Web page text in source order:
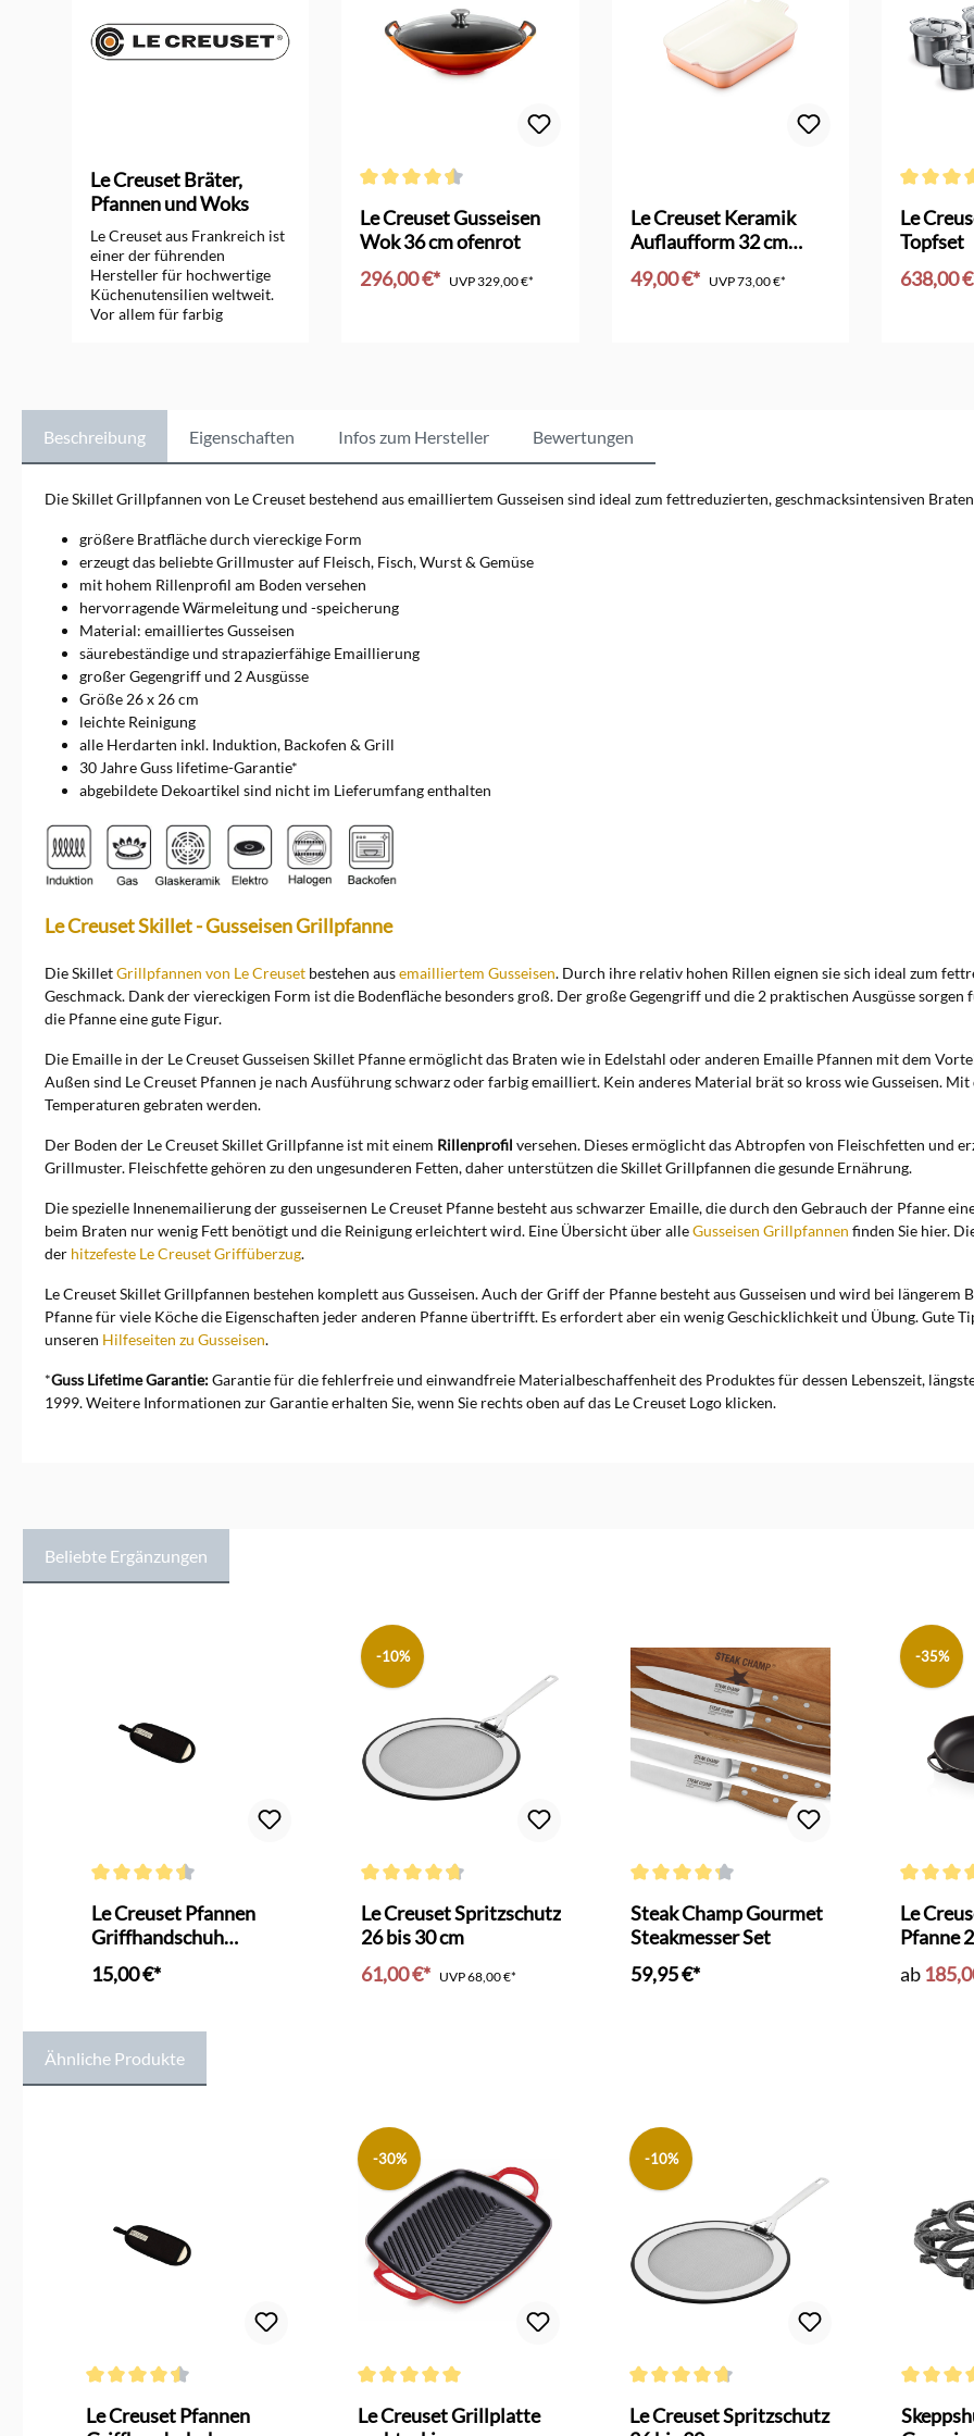
Le Creuset Bräter,
Pfannen und Woks
Le Creuset aus Frankreich ist
einer der führenden
Hersteller für hochwertige
Küchenutensilien weltweit.
Vor allem für farbig
Jahrzehnten bekannt.
Zusätzlich bietet Le Creuset
sehr gute Töpfe aus Edelstahl
und Aluminium, Küchen-
Keramik und Kochutensilien
an. Sie alle erfüllen besonders
Le Creuset Gusseisen
Wok 36 cm ofenrot
296,00 €* UVP329,00 €*
Le Creuset Keramik
Auflaufform 32 cm
pêche
49,00 €* UVP73,00 €*
Le
Topfset
638,00
Beschreibung Eigenschaften Infos zum Hersteller Bewertungen
Die Skillet Grillpfannen von Le Creuset bestehend aus emailliertem Gusseisen sind ideal zum fettreduzierten, geschmacksintensiven
größere Bratfläche durch viereckige Form
erzeugt das beliebte Grillmuster auf Fleisch, Fisch, Wurst & Gemüse
mit hohem Rillenprofil am Boden versehen
hervorragende Wärmeleitung und -speicherung
Material: emailliertes Gusseisen
säurebeständige und strapazierfähige Emaillierung
großer Gegengriff und 2 Ausgüsse
Größe 26 x 26 cm
leichte Reinigung
alle Herdarten inkl. Induktion, Backofen & Grill
30 Jahre Guss lifetime-Garantie*
abgebildete Dekoartikel sind nicht im Lieferumfang enthalten
Le Creuset Skillet - Gusseisen Grillpfanne
Die SkilletGrillpfannen von Le Creuset bestehen ausemailliertem Gusseisen. Durch ihre relativ hohen Rillen eignen sie sich ideal zum
Geschmack. Dank der viereckigen Form ist die Bodenfläche besonders groß. Der große Gegengriff und die 2 praktischen Ausgüsse
die Pfanne eine gute Figur.
Die Emaille in der Le Creuset Gusseisen Skillet Pfanne ermöglicht das Braten wie in Edelstahl oder anderen Emaille Pfannen mit dem
Außen sind Le Creuset Pfannen je nach Ausführung schwarz oder farbig emailliert. Kein anderes Material brät so kross wie Gusseisen.
Temperaturen gebraten werden.
Der Boden der Le Creuset Skillet Grillpfanne ist mit einem Rillenprofil versehen. Dieses ermöglicht das Abtropfen von Fleischfetten und
Grillmuster. Fleischfette gehören zu den ungesunderen Fetten, daher unterstützen die Skillet Grillpfannen die gesunde Ernährung.
Die spezielle Innenemailierung der gusseisernen Le Creuset Pfanne besteht aus schwarzer Emaille, die durch den Gebrauch der Pfanne
beim Braten nur wenig Fett benötigt und die Reinigung erleichtert wird. Eine Übersicht über alleGusseisen Grillpfannen finden Sie hier.
der hitzefeste Le Creuset Griffüberzug.
Le Creuset Skillet Grillpfannen bestehen komplett aus Gusseisen. Auch der Griff der Pfanne besteht aus Gusseisen und wird bei längerem
Pfanne für viele Köche die Eigenschaften jeder anderen Pfanne übertrifft. Es erfordert aber ein wenig Geschicklichkeit und Übung. Gute
unseren Hilfeseiten zu Gusseisen.
*Guss Lifetime Garantie:Garantie für die fehlerfreie und einwandfreie Materialbeschaffenheit des Produktes für dessen Lebenszeit,
1999. Weitere Informationen zur Garantie erhalten Sie, wenn Sie rechts oben auf das Le Creuset Logo klicken.
Beliebte Ergänzungen
Le Creuset Pfannen
Griffhandschuh
schwarz
15,00 €*
-10%
Le Creuset Spritzschutz
26 bis 30 cm
61,00 €* UVP68,00 €*
Steak Champ Gourmet
Steakmesser Set
59,95 €*
-35%
Le
Pfanne
ab
Ähnliche Produkte
Le Creuset Pfannen
-30%
Le Creuset Grillplatte
-10%
Le Creuset Spritzschutz